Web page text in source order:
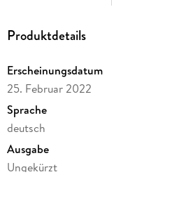
Produktdetails
Erscheinungsdatum
25. Februar 2022
Sprache
deutsch
Ausgabe
Ungekürzt